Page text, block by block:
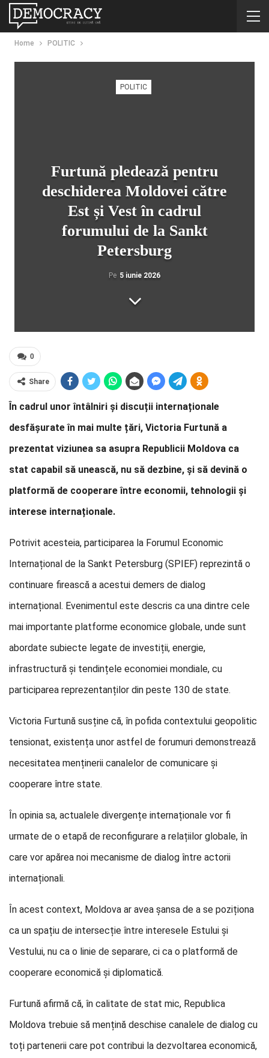
Home POLITIC
POLITIC
Furtună pledează pentru
deschiderea Moldovei către
Est și Vest în cadrul
forumului de la Sankt
Petersburg
Pe 5 iunie 2026
0
Share
În cadrul unor întâlniri și discuții internaționale
desfășurate în mai multe țări, Victoria Furtună a
prezentat viziunea sa asupra Republicii Moldova ca
stat capabil să unească, nu să dezbine, și să devină o
platformă de cooperare între economii, tehnologii și
interese internaționale.
Potrivit acesteia, participarea la Forumul Economic
Internațional de la Sankt Petersburg (SPIEF) reprezintă o
continuare firească a acestui demers de dialog
internațional. Evenimentul este descris ca una dintre cele
mai importante platforme economice globale, unde sunt
abordate subiecte legate de investiții, energie,
infrastructură și tendințele economiei mondiale, cu
participarea reprezentanților din peste 130 de state.
Victoria Furtună susține că, în pofida contextului geopolitic
tensionat, existența unor astfel de forumuri demonstrează
necesitatea menținerii canalelor de comunicare și
cooperare între state.
În opinia sa, actualele divergențe internaționale vor fi
urmate de o etapă de reconfigurare a relațiilor globale, în
care vor apărea noi mecanisme de dialog între actorii
internaționali.
În acest context, Moldova ar avea șansa de a se poziționa
ca un spațiu de intersecție între interesele Estului și
Vestului, nu ca o linie de separare, ci ca o platformă de
cooperare economică și diplomatică.
Furtună afirmă că, în calitate de stat mic, Republica
Moldova trebuie să mențină deschise canalele de dialog cu
toți partenerii care pot contribui la dezvoltarea economică,